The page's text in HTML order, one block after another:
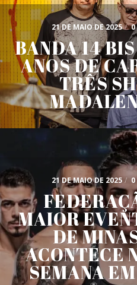
21 DE MAIO DE 2025 / 0
BANDA 14
ANOS DE
TRÊS
21 DE MAIO DE 2025 / 0
MAIOR
DE
ACONTECE
SEMANA